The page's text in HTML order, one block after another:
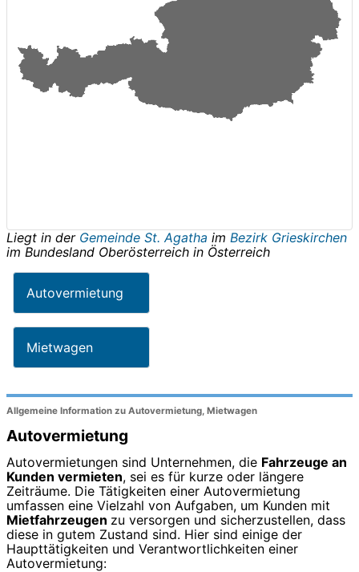
Liegt in der Gemeinde St. Agatha im Bezirk Grieskirchen
im Bundesland Oberösterreich in Österreich
Autovermietung
Mietwagen
Allgemeine Information zu Autovermietung, Mietwagen
Autovermietung
Autovermietungen sind Unternehmen, die Fahrzeuge an
Kunden vermieten, sei es für kurze oder längere
Zeiträume. Die Tätigkeiten einer Autovermietung
umfassen eine Vielzahl von Aufgaben, um Kunden mit
Mietfahrzeugen zu versorgen und sicherzustellen, dass
diese in gutem Zustand sind. Hier sind einige der
Haupttätigkeiten und Verantwortlichkeiten einer
Autovermietung: